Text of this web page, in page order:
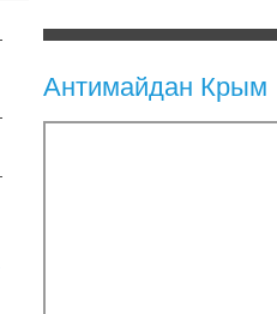
Антимайдан Крым